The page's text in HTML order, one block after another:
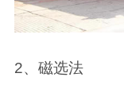
2、磁选法